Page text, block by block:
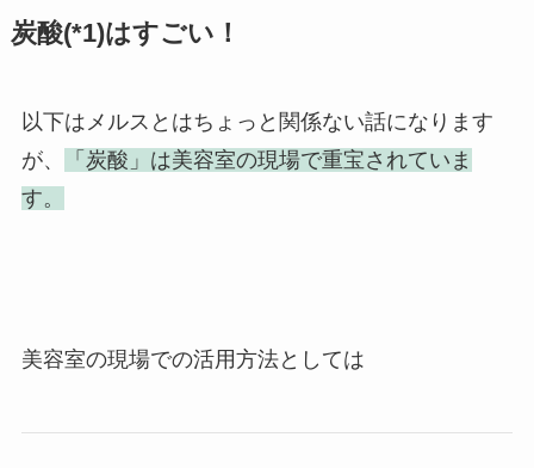
炭酸(*1)はすごい！
以下はメルスとはちょっと関係ない話になります
が、
「炭酸」は美容室の現場で重宝されていま
す。
美容室の現場での活用方法としては